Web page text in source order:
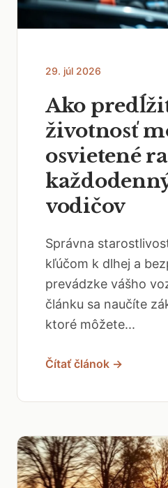
29. júl 2026
Ako
životnosť
osvietené
vodičov
Správna
kľúčom k dlhej a
prevádzke vášho
článku sa naučíte
ktoré môžete...
Čítať článok →